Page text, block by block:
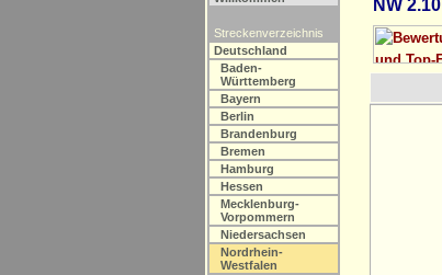
Streckenverzeichnis
Deutschland
Baden-
Württemberg
Bayern
Berlin
Brandenburg
Bremen
Hamburg
Hessen
Mecklenburg-
Vorpommern
Niedersachsen
Nordrhein-
Westfalen
NW 2.10